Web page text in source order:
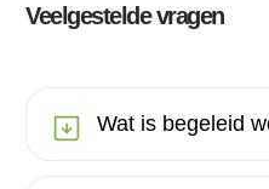
Veelgestelde vragen
Wat is begeleid